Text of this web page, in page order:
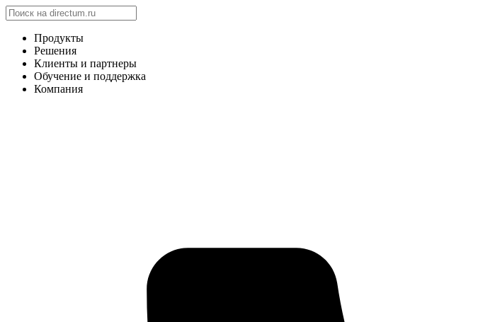
Продукты
Решения
Клиенты и партнеры
Обучение и поддержка
Компания